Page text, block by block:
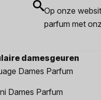
Op onze
parfum met
damesgeuren
Dames Parfum
Dames Parfum